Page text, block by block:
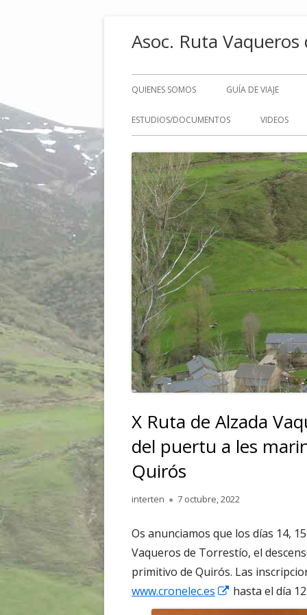
Asoc. Ruta
Menú
principal
QUIENES SOMOS GUÍA DE VIAJE
ESTUDIOS/DOCUMENTOS VIDEOS
X Ruta de Alzada
del puertu a les
Quirós
Autor
interten
Publicado
7 octubre, 2022
Os anunciamos que los días 14,
Vaqueros de Torrestío, el
primitivo de Quirós. Las
www.cronelec.es
Abrir
en
hasta el día